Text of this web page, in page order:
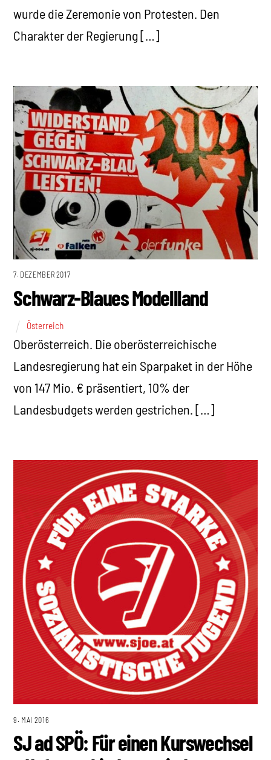
wurde die Zeremonie von Protesten. Den
Charakter der Regierung […]
7. DEZEMBER 2017
Schwarz-Blaues Modellland
Österreich
Oberösterreich. Die oberösterreichische
Landesregierung hat ein Sparpaket in der Höhe
von 147 Mio. € präsentiert, 10% der
Landesbudgets werden gestrichen. […]
9. MAI 2016
SJ ad SPÖ: Für einen Kurswechsel